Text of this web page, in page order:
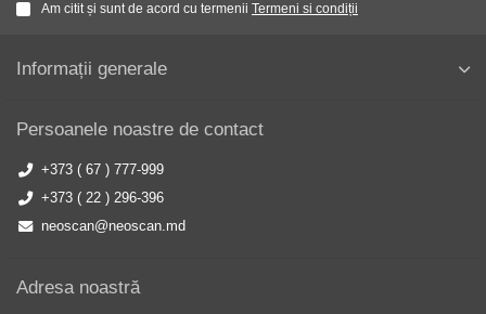
Am citit și sunt de acord cu termenii Termeni si condiții
Informații generale
Persoanele noastre de contact
+373 ( 67 ) 777-999
+373 ( 22 ) 296-396
neoscan@neoscan.md
Adresa noastră